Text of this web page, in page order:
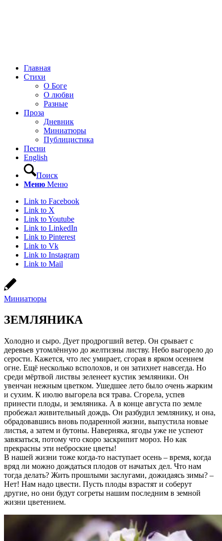
Главная
Стихи
О Боге
О любви
Разные
Проза
Дневник
Миниатюры
Публицистика
Песни
English
Поиск
Меню Меню
Link to Facebook
Link to X
Link to Youtube
Link to LinkedIn
Link to Pinterest
Link to Vk
Link to Instagram
Link to Mail
Миниатюры
ЗЕМЛЯНИКА
Холодно и сыро. Дует продрогший ветер. Он срывает с
деревьев утомлённую до желтизны листву. Небо выгорело до
серости. Кажется, что лес умирает, сгорая в ярком осеннем
огне. Ещё несколько всполохов, и он затихнет навсегда. Но
среди мёртвой листвы зеленеет кустик земляники. Он
увенчан нежным цветком. Ушедшее лето было очень жарким
и сухим. К июлю выгорела вся трава. Сгорела, успев
принести плоды, и земляника. А в конце августа по земле
пробежал живительный дождь. Он разбудил землянику, и она,
обрадовавшись вновь подаренной жизни, выпустила новые
листья, а затем и бутоны. Наверняка, ягоды уже не успеют
завязаться, потому что скоро заскрипит мороз. Но как
прекрасны эти неброские цветы!
В нашей жизни тоже когда-то наступает осень – время, когда
вряд ли можно дождаться плодов от начатых дел. Что нам
тогда делать? Жить прошлыми заслугами, дожидаясь зимы? –
Нет! Нам надо цвести. Пусть плоды взрастят и соберут
другие, но они будут согреты нашим последним в земной
жизни цветением.